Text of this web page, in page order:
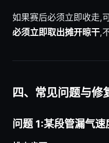
如果赛后必须立即收走,
必须立即取出摊开晾干,
四、常见问题与修
问题 1:某段管漏气